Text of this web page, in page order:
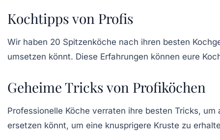
Kochtipps von Profis
Wir haben 20 Spitzenköche nach ihren besten
umsetzen könnt. Diese Erfahrungen können eure
Geheime Tricks von Profiköchen
Professionelle Köche verraten ihre besten Tricks,
ersetzen könnt, um eine knusprigere Kruste zu